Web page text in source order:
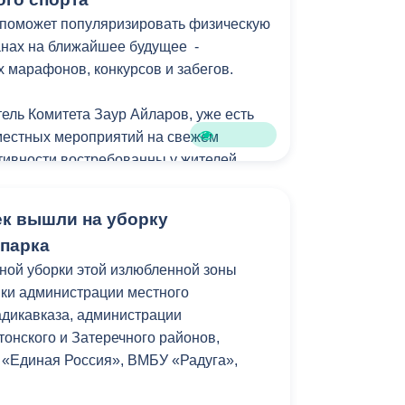
Противодействие коррупции
Градостроительная деятельность
городской среды
Гражданская оборона в
чрезвычайных ситуациях
Незаконное строительство
Информация финансового
популяризировать физическую
на ближайшее будущее -
марафонов, конкурсов и забегов.
Комитета Заур Айларов, уже есть
мероприятий на свежем
востребованны у жителей
сделать спорт доступным для
вышли на уборку
уборки этой излюбленной зоны
администрации местного
администрации
и Затеречного районов,
«Единая Россия», ВМБУ «Радуга»,